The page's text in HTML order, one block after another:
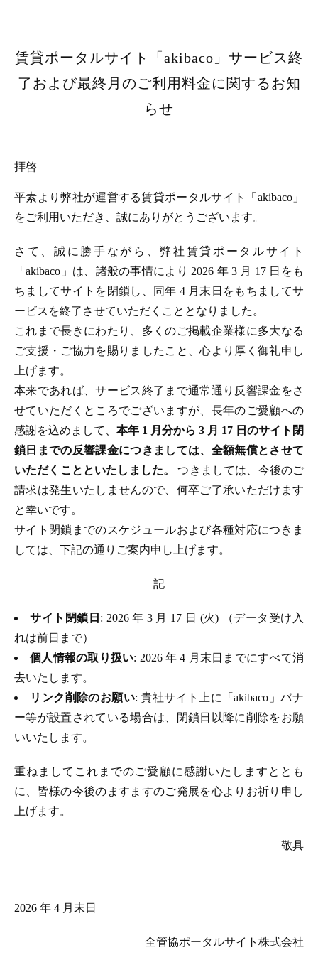
賃貸ポータルサイト「akibaco」サービス終
了および最終月のご利用料金に関するお知
らせ
拝啓
平素より弊社が運営する賃貸ポータルサイト「akibaco」
をご利用いただき、誠にありがとうございます。
さて、誠に勝手ながら、弊社賃貸ポータルサイト
「akibaco」は、諸般の事情により 2026 年 3 月 17 日をも
ちましてサイトを閉鎖し、同年 4 月末日をもちましてサ
ービスを終了させていただくこととなりました。
これまで長きにわたり、多くのご掲載企業様に多大なる
ご支援・ご協力を賜りましたこと、心より厚く御礼申し
上げます。
本来であれば、サービス終了まで通常通り反響課金をさ
せていただくところでございますが、長年のご愛顧への
感謝を込めまして、 本年 1 月分から 3 月 17 日のサイト閉
鎖日までの反響課金につきましては、全額無償とさせて
いただくことといたしました。つきましては、今後のご
請求は発生いたしませんので、何卒ご了承いただけます
と幸いです。
サイト閉鎖までのスケジュールおよび各種対応につきま
しては、下記の通りご案内申し上げます。
記
サイト閉鎖日 : 2026 年 3 月 17 日 (火) （データ受け入
れは前日まで）
個人情報の取り扱い: 2026 年 4 月末日までにすべて消
去いたします。
リンク削除のお願い: 貴社サイト上に「akibaco」バナ
ー等が設置されている場合は、閉鎖日以降に削除をお願
いいたします。
重ねましてこれまでのご愛顧に感謝いたしますととも
に、皆様の今後のますますのご発展を心よりお祈り申し
上げます。
敬具
2026 年 4 月末日
全管協ポータルサイト株式会社